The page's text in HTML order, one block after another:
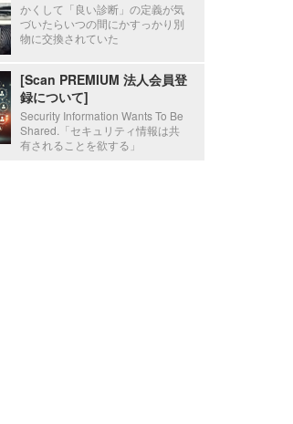
かくして「良い診断」の定義が気
づいたらいつの間にかすっかり別
物に交換されていた
[Scan PREMIUM 法人会員登
録について]
Security Information Wants To Be
Shared.「セキュリティ情報は共
有されることを欲する」